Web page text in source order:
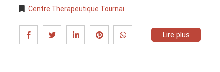
Centre Therapeutique Tournai
Lire plus